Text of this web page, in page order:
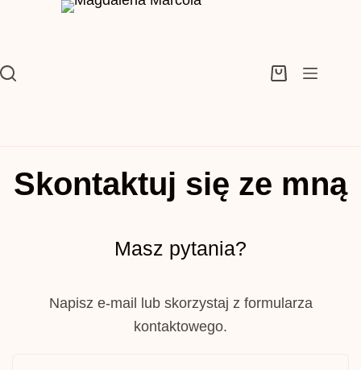
Koszyk
Skontaktuj się ze mną
Masz pytania?
Napisz e-mail lub skorzystaj z formularza
kontaktowego.